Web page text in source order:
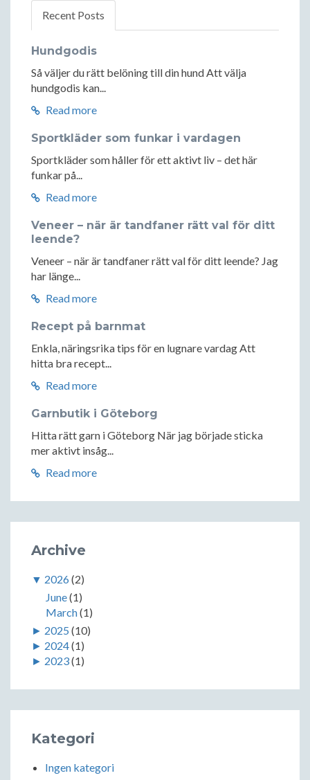
Recent Posts
Hundgodis
Så väljer du rätt belöning till din hund Att välja
hundgodis kan...
Read more
Sportkläder som funkar i vardagen
Sportkläder som håller för ett aktivt liv – det här
funkar på...
Read more
Veneer – när är tandfaner rätt val för ditt
leende?
Veneer – när är tandfaner rätt val för ditt leende? Jag
har länge...
Read more
Recept på barnmat
Enkla, näringsrika tips för en lugnare vardag Att
hitta bra recept...
Read more
Garnbutik i Göteborg
Hitta rätt garn i Göteborg När jag började sticka
mer aktivt insåg...
Read more
Archive
▼ 2026(2)
June(1)
March(1)
► 2025 (10)
► 2024(1)
► 2023(1)
Kategori
Ingen kategori